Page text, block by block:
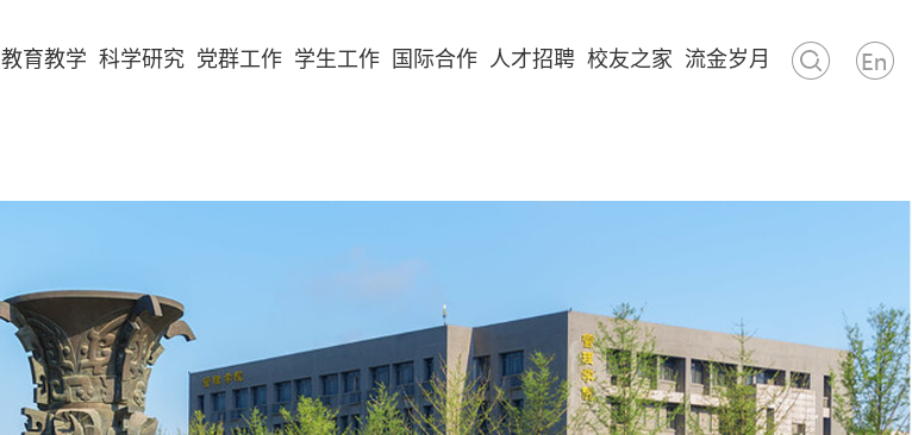
教育教学 科学研究 党群工作 学生工作 国际合作 人才招聘 校友之家 流金岁月